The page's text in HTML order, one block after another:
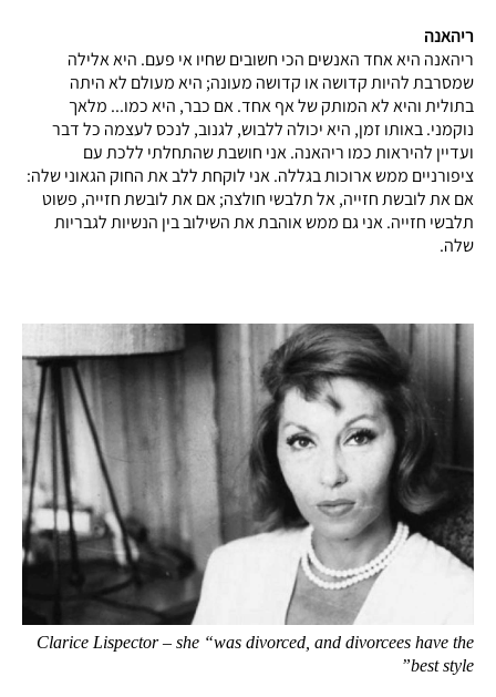
ריהאנה
ריהאנה היא אחד האנשים הכי חשובים שחיו אי פעם. היא אלילה
שמסרבת להיות קדושה או קדושה מעונה; היא מעולם לא היתה
בתולית והיא לא המותק של אף אחד. אם כבר, היא כמו... מלאך
נוקמני. באותו זמן, היא יכולה ללבוש, לגנוב, לנכס לעצמה כל דבר
ועדיין להיראות כמו ריהאנה. אני חושבת שהתחלתי ללכת עם
ציפורניים ממש ארוכות בגללה. אני לוקחת ללב את החוק הגאוני שלה:
אם את לובשת חזייה, אל תלבשי חולצה; אם את לובשת חזייה, פשוט
תלבשי חזייה. אני גם ממש אוהבת את השילוב בין הנשיות לגבריות
שלה.
Clarice Lispector – she “was divorced, and divorcees have the
best style”